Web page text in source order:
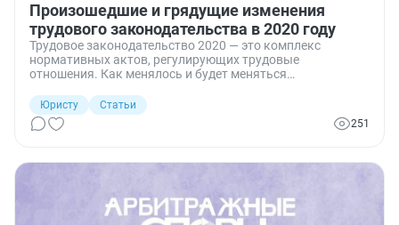
Произошедшие и грядущие изменения
трудового законодательства в 2020 году
Трудовое законодательство 2020 — это комплекс
нормативных актов, регулирующих трудовые
отношения. Как менялось и будет меняться
информацию об изменениях, новостях и ответственности
за нарушение трудового законодательства в 2020 году в
виде таблиц.
Юристу
Статьи
251